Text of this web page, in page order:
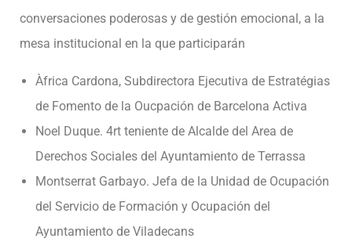
conversaciones poderosas y de gestión emocional, a la
mesa institucional en la que participarán
Àfrica Cardona, Subdirectora Ejecutiva de Estratégias
de Fomento de la Oucpación de Barcelona Activa
Noel Duque. 4rt teniente de Alcalde del Area de
Derechos Sociales del Ayuntamiento de Terrassa
Montserrat Garbayo. Jefa de la Unidad de Ocupación
del Servicio de Formación y Ocupación del
Ayuntamiento de Viladecans